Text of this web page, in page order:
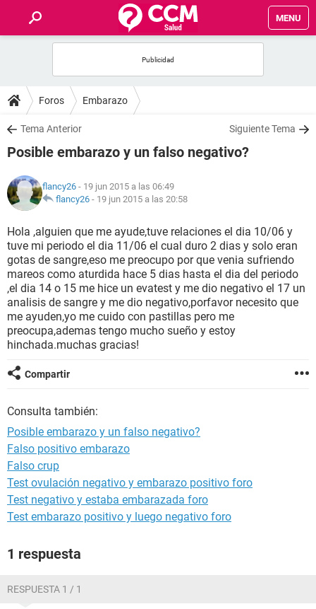
MENU
FOROS
SALUD
NUTRICIÓN
BIENESTAR
SEXUALIDAD
GLOSARIO
Foros Embarazo
Tema Anterior Siguiente Tema
Posible embarazo y un falso negativo?
flancy26 - 19 jun 2015 a las 06:49
flancy26 - 19 jun 2015 a las 20:58
Hola ,alguien que me ayude,tuve relaciones el dia 10/06 y
tuve mi periodo el dia 11/06 el cual duro 2 dias y solo eran
gotas de sangre,eso me preocupo por que venia sufriendo
mareos como aturdida hace 5 dias hasta el dia del periodo
,el dia 14 o 15 me hice un evatest y me dio negativo el 17 un
analisis de sangre y me dio negativo,porfavor necesito que
me ayuden,yo me cuido con pastillas pero me
preocupa,ademas tengo mucho sueño y estoy
hinchada.muchas gracias!
Compartir
Consulta también:
Posible embarazo y un falso negativo?
Falso positivo embarazo
Falso crup
Test ovulación negativo y embarazo positivo foro
Test negativo y estaba embarazada foro
Test embarazo positivo y luego negativo foro
1 respuesta
RESPUESTA 1 / 1